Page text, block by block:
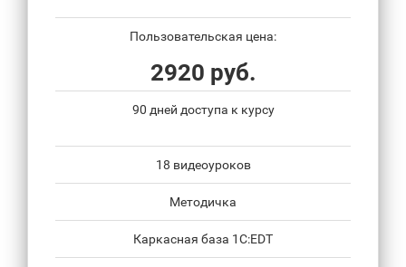
Пользовательская цена:
2920 руб.
90 дней доступа к курсу
18 видеоуроков
Методичка
Каркасная база 1С:EDT